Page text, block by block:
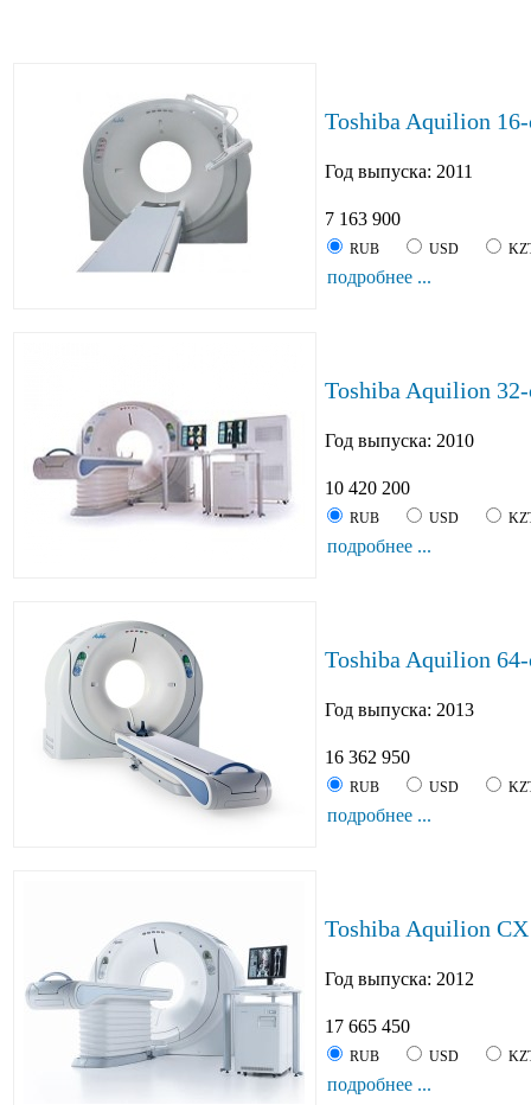
Toshiba Aquilion 16-
Год выпуска: 2011
7 163 900
RUB USD
подробнее ...
Toshiba Aquilion 32-
Год выпуска: 2010
10 420 200
RUB USD
подробнее ...
Toshiba Aquilion 64-
Год выпуска: 2013
16 362 950
RUB USD
подробнее ...
Toshiba Aquilion CX
Год выпуска: 2012
17 665 450
RUB USD
подробнее ...